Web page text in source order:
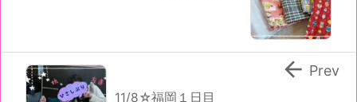
11/8☆福岡１日目
 Prev